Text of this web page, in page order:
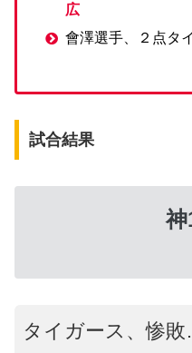
広
會澤選手、２点タ
試合結果
神
タイガース、惨